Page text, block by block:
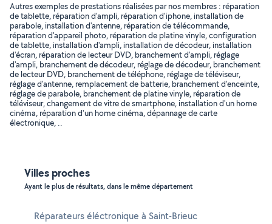
Autres exemples de prestations réalisées par nos membres : réparation
de tablette, réparation d'ampli, réparation d'iphone, installation de
parabole, installation d'antenne, réparation de télécommande,
réparation d'appareil photo, réparation de platine vinyle, configuration
de tablette, installation d'ampli, installation de décodeur, installation
d'écran, réparation de lecteur DVD, branchement d'ampli, réglage
d'ampli, branchement de décodeur, réglage de décodeur, branchement
de lecteur DVD, branchement de téléphone, réglage de téléviseur,
réglage d'antenne, remplacement de batterie, branchement d'enceinte,
réglage de parabole, branchement de platine vinyle, réparation de
téléviseur, changement de vitre de smartphone, installation d'un home
cinéma, réparation d'un home cinéma, dépannage de carte
électronique, ..
Villes proches
Ayant le plus de résultats, dans le même département
Réparateurs éléctronique à Saint-Brieuc